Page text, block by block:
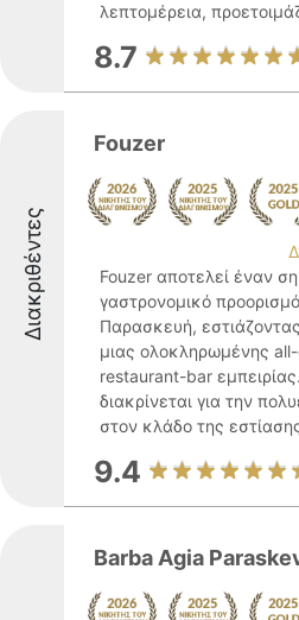
λεπτομέρεια,
8.7
Διακριθέντες
Fouzer
Fouzer αποτελεί έναν
γαστρονομικό
Παρασκευή,
μιας ολοκληρωμένης
restaurant-bar
διακρίνεται για την
στον κλάδο της
9.4
Barba Agia